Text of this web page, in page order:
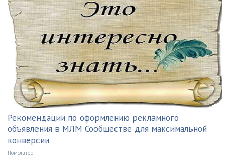
Рекомендации по оформлению рекламного
объявления в МЛМ Сообществе для максимальной
конверсии
Помогатор